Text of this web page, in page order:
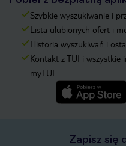
Szybkie wyszukiwanie i
Lista ulubionych ofert i
Historia wyszukiwań i
Kontakt z TUI i wszystkie
myTUI
Zapisz się